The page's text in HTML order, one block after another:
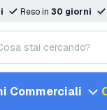
Reso in 30 giorni
Commerciali